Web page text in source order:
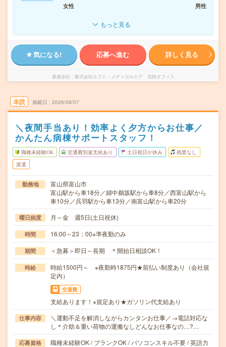
女性
男性
もっと見る
気になる! 応募へ進む 詳しく見る
派遣会社 株式会社ルフト・メディカルケア 北陸オフィス
未読 掲載日 2026/08/07
＼夜間手当あり！効率よく夕方からお仕事／
かんたん病棟サポートスタッフ！
職種未経験OK 交通費別途支給あり 土日祝日が休み 残業なし
派遣
勤務地
富山県富山市
富山駅から車18分／婦中鵜坂駅から車8分／西富山駅から
車10分／呉羽駅から車13分／南富山駅から車20分
曜日頻度 月～金 週5日(土日祝休)
時間 16:00～23：00※準夜勤のみ
期間 ＜急募＞即日～長期 ＊開始日相談OK！
時給
時給1500円～ ※夜勤時1875円★前払い制度あり（会社規
定内）
交通費
支給あります！※規定あり★ガソリン代支給あり
仕事内容
＼運動不足を解消しながらカンタンお仕事／→電話対応な
し＊介助＆重い荷物の運搬なしどんなお仕事なの…?…
応募資格
職種未経験OK / ブランクOK / パソコンスキル不要 / 英語力